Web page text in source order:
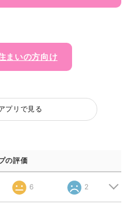
まいの方向け
プリで見る
の評価
6 2